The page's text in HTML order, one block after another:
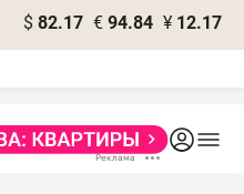
$ 82.17 € 94.84 ¥ 12.17